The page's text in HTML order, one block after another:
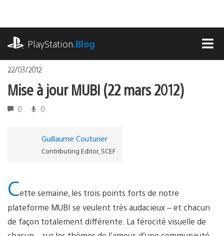
contenu
PlayStation.Blog
22/03/2012
Mise à jour MUBI (22 mars 2012)
0 0
Guillaume Couturier
Contributing Editor, SCEF
Cette semaine, les trois points forts de notre
plateforme MUBI se veulent très audacieux – et chacun
de façon totalement différente. La férocité visuelle de